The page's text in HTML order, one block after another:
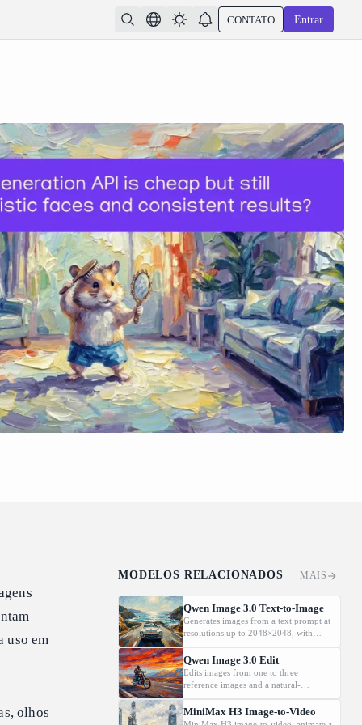
CONTATO Entrar
uso em
olhos
MODELOS RELACIONADOS MAIS
Qwen Image 3.0 Text-to-Image
Generates images from a text prompt at
resolutions up to 2048×2048, with
automatic prompt rewriting and
prompt-guided resolution selection,
building on Qwen strength in complex
text rendering and precise prompt
Qwen Image 3.0 Edit
Edits images from one to three
reference images and a natural-
language instruction, preserving key
details such as facial features and
identity while applying the requested
MiniMax H3 Image-to-Video